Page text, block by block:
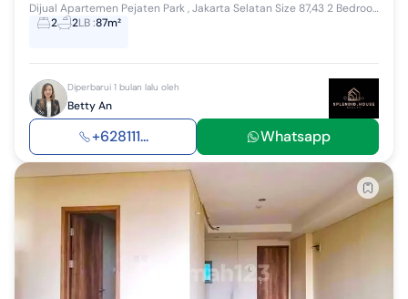
Dijual Apartemen Pejaten Park , Jakarta Selatan Size 87,43 2 Bedroom, 2 Bathroom Furnished Ready To Move in PPJB Lantai 2 Harga Rp 3,5 M Betty ...
2
2LB:87m²
Diperbarui 1 bulan lalu oleh
Betty An
+628111... Whatsapp